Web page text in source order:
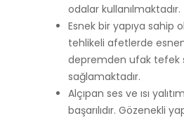
odalar kullanılmaktadır.
Esnek bir yapıya sahip
tehlikeli afetlerde
depremden ufak tefek
sağlamaktadır.
Alçıpan ses ve ısı
başarılıdır. Gözenekli